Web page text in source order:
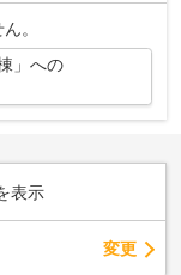
。
」への
表示
変更